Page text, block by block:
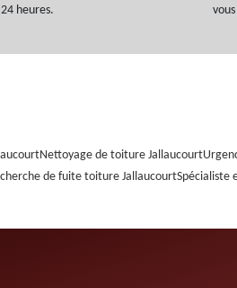
heures.
Nettoyage de toiture Jallaucourt
de fuite toiture JallaucourtSpécialiste